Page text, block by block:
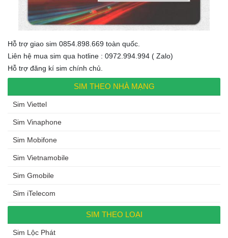
Hỗ trợ giao sim 0854.898.669 toàn quốc.
Liên hệ mua sim qua hotline : 0972.994.994 ( Zalo)
Hỗ trợ đăng kí sim chính chủ.
SIM THEO NHÀ MẠNG
Sim Viettel
Sim Vinaphone
Sim Mobifone
Sim Vietnamobile
Sim Gmobile
Sim iTelecom
SIM THEO LOẠI
Sim Lộc Phát